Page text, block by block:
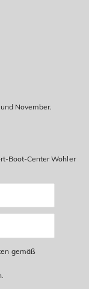
November.
Boot-Center Wohler
gemäß